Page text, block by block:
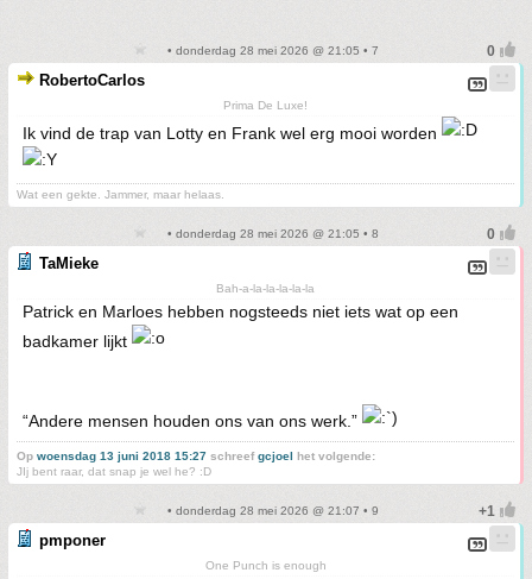
• donderdag 28 mei 2026 @ 21:05 • 7
RobertoCarlos
Prima De Luxe!
Ik vind de trap van Lotty en Frank wel erg mooi worden
Wat een gekte. Jammer, maar helaas.
• donderdag 28 mei 2026 @ 21:05 • 8
TaMieke
Bah-a-la-la-la-la-la
Patrick en Marloes hebben nogsteeds niet iets wat op een
badkamer lijkt
“Andere mensen houden ons van ons werk.”
Op woensdag 13 juni 2018 15:27 schreefgcjoel het volgende:
JIj bent raar, dat snap je wel he? :D
• donderdag 28 mei 2026 @ 21:07 • 9
pmponer
One Punch is enough